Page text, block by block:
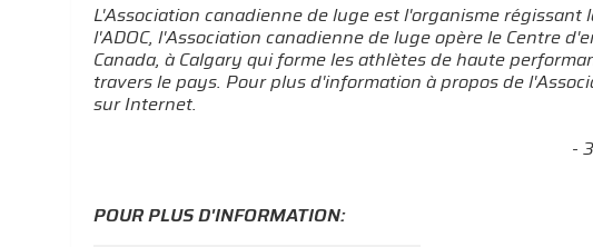
L'Association canadienne de luge est l'organisme
l'ADOC, l'Association canadienne de luge opère le Centre
Canada, à Calgary qui forme les athlètes de haute
travers le pays. Pour plus d'information à propos de
sur Internet.
-
POUR PLUS D'INFORMATION: